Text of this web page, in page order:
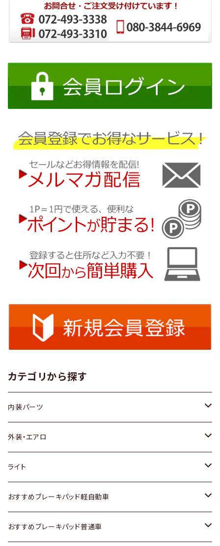
カテゴリから探す
内装パーツ
トヨタ
ホンダ
スズキ
日産
外装・エアロ
トヨタ
ホンダ
スズキ
ライト
トヨタ
スズキ
おすすめブレーキパッド軽自動車
トヨタ
おすすめブレーキパッド普通車